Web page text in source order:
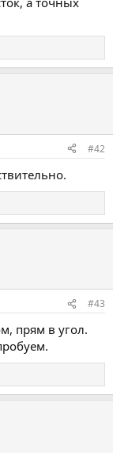
#42
#43
прям в угол.